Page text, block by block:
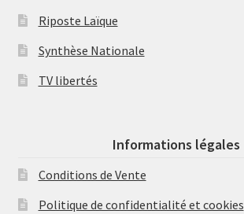
Riposte Laïque
Synthèse Nationale
TV libertés
Informations légales
Conditions de Vente
Politique de confidentialité et cookies